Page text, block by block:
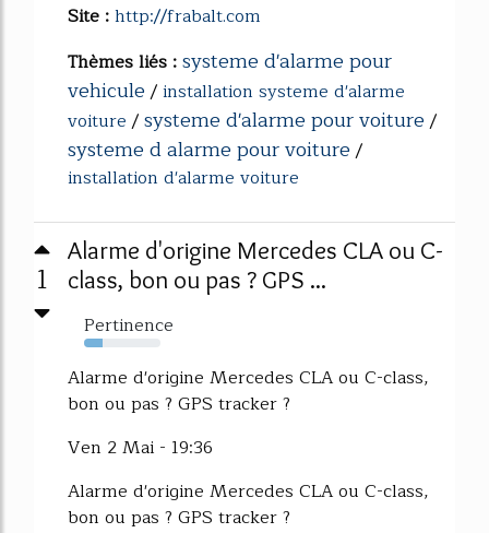
Site :http://frabalt.com
Thèmes liés :systeme d'alarme pour
vehicule/installation systeme d'alarme
voiture/systeme d'alarme pour voiture/
systeme d alarme pour voiture/
installation d'alarme voiture
1
Alarme d'origine Mercedes CLA ou C-
class, bon ou pas ? GPS ...
Pertinence
24%
Alarme d'origine Mercedes CLA ou C-class,
bon ou pas ? GPS tracker ?
Ven 2 Mai - 19:36
Alarme d'origine Mercedes CLA ou C-class,
bon ou pas ? GPS tracker ?